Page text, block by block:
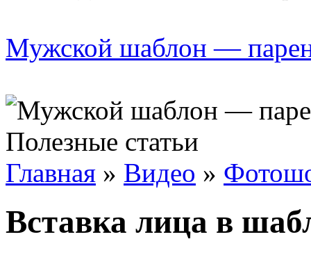
Мужской шаблон —
Полезные статьи
Главная » Видео »
Вставка лица в